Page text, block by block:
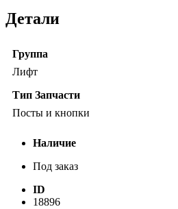
Детали
Группа
Лифт
Тип Запчасти
Посты и кнопки
Наличие
Под заказ
ID
18896